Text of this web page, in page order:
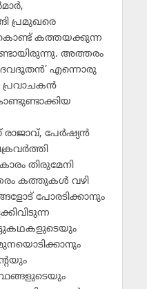
പ്രമുഖരെ
കത്തയക്കുന്ന
അത്തരം
എന്നൊരു
പ്രവാചകന്‍
പേര്‍ഷ്യന്‍
തിരുമേനി
കത്തുകള്‍ വഴി
പോരടിക്കാനും